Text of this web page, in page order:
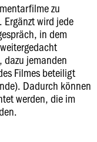
zu
wird jede
in dem
dazu jemanden
Filmes beteiligt
Dadurch können
werden, die im